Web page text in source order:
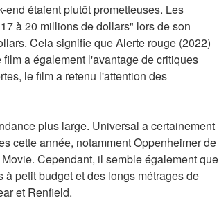
étaient plutôt prometteuses. Les
à 20 millions de dollars" lors de son
Cela signifie que Alerte rouge (2022)
a également l'avantage de critiques
le film a retenu l'attention des
plus large. Universal a certainement
cette année, notamment Oppenheimer de
Cependant, il semble également que
petit budget et des longs métrages de
et Renfield.